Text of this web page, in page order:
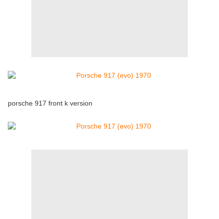
porsche 917 front k version